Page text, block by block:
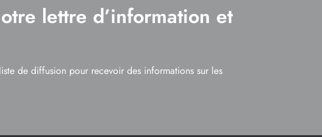
lettre d’information et
de diffusion pour recevoir des informations sur les